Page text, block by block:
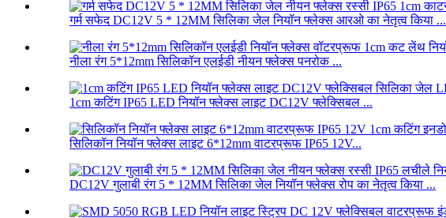
गर्म सफेद DC12V 5 * 12MM सिलिका जेल नियॉन फ्लेक्स आरओ का नेतृत्व किया ...
नीला रंग 5*12mm सिलिकॉन एलईडी नीयन फ्लेक्स पनरोक ...
1cm कटिंग IP65 LED नियॉन फ्लेक्स लाइट DC12V फ्लेक्सिबल ...
सिलिकॉन नियॉन फ्लेक्स लाइट 6*12mm वाटरप्रूफ IP65 12V...
DC12V गुलाबी रंग 5 * 12MM सिलिका जेल नियॉन फ्लेक्स रोप का नेतृत्व किया ...